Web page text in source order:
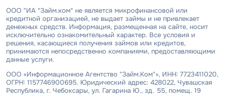
ООО "ИА "Займ.ком" не является микрофинансовой или
кредитной организацией, не выдает займы и не привлекает
денежных средств. Информация, размещенная на сайте, носит
исключительно ознакомительный характер. Все условия и
решения, касающиеся получения займов или кредитов,
принимаются непосредственно компаниями, предоставляющими
данные услуги.
ООО «Информационное Агентство "Займ.Ком"», ИНН: 7723411020,
ОГРН: 1157746900695. Юридический адрес: 428022, Чувашская
Республика, г. Чебоксары, ул. Гагарина Ю., зд. 55, помещ. 19